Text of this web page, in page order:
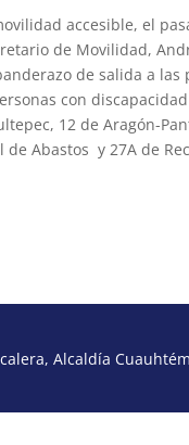
accesible, el
de Movilidad,
de salida a
con
12 de Aragón-
de Abastos y 27A de
Alcaldía